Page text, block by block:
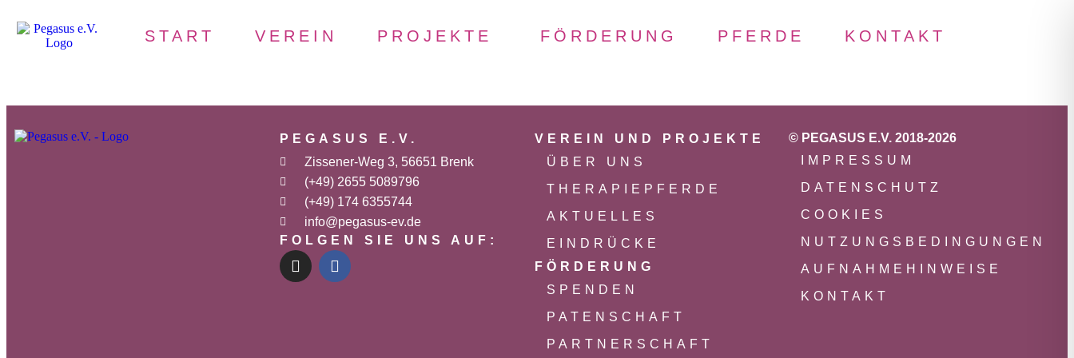
START VEREIN PROJEKTE FÖRDERUNG PFERDE KONTAKT
PEGASUS E.V.
Zissener-Weg 3, 56651 Brenk
(+49) 2655 5089796
(+49) 174 6355744
info@pegasus-ev.de
FOLGEN SIE UNS AUF:
VEREIN UND PROJEKTE
ÜBER UNS
THERAPIEPFERDE
AKTUELLES
EINDRÜCKE
FÖRDERUNG
SPENDEN
PATENSCHAFT
PARTNERSCHAFT
© PEGASUS E.V. 2018-2026
IMPRESSUM
DATENSCHUTZ
COOKIES
NUTZUNGSBEDINGUNGEN
AUFNAHMEHINWEISE
KONTAKT